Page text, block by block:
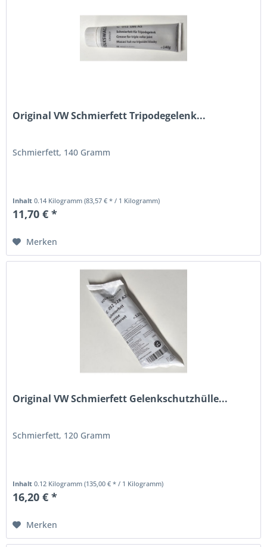
Original VW Schmierfett Tripodegelenk...
Schmierfett, 140 Gramm
Inhalt0.14 Kilogramm(83,57 € * / 1 Kilogramm)
11,70 € *
Merken
Original VW Schmierfett Gelenkschutzhülle...
Schmierfett, 120 Gramm
Inhalt0.12 Kilogramm(135,00 € * / 1 Kilogramm)
16,20 € *
Merken